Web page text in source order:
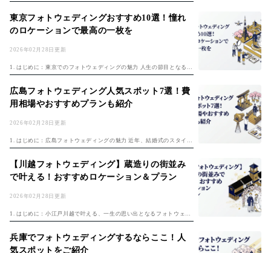
目となる結婚式。近年では、従来の結婚式に加え、思い出を写真に残
すフォトウェディングを選択するカップルが増えています。フォトウ
ェディン...
2026年02月28日更新
東京フォトウェディングおすすめ10選！憧れ
のロケーションで最高の一枚を
1. はじめに：東京でのフォトウェディングの魅力 人生の節目となる結
婚式。その大切な瞬間を写真という形で永遠に残すフォトウェディン
グは、近年ますます人気が高まっています。フォトウェディングの基
本は「フ...
2026年02月28日更新
広島フォトウェディング人気スポット7選！費
用相場やおすすめプランも紹介
1. はじめに：広島フォトウェディングの魅力 近年、結婚式のスタイル
が多様化し、フォトウェディングを選ぶカップルが増えています。フ
ォトウェディングの基本は「フォトウェディング完全ガイド2026年
版」で...
2026年02月28日更新
【川越フォトウェディング】蔵造りの街並み
で叶える！おすすめロケーション＆プラン
1. はじめに：小江戸川越で叶える、一生の思い出となるフォトウェデ
ィング 古き良き街並みが美しく残る「小江戸」川越。近年、その情緒
あふれる景観を背景に、フォトウェディングを希望するカップルが増
えていま...
兵庫でフォトウェディングするならここ！人
気スポットをご紹介